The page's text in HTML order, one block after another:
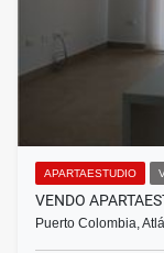
APARTAESTUDIO
VENDO
Puerto Colombia,